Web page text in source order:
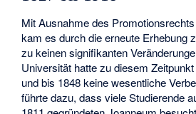
Mit Ausnahme des
kam es durch die erneute Erhebung
zu keinen signifikanten
Universität hatte zu diesem
und bis 1848 keine wesentliche
führte dazu, dass viele Studierende